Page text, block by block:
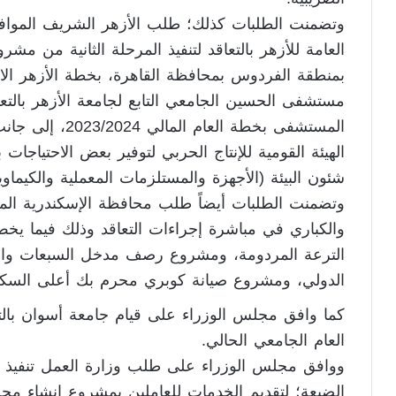
وتضمنت الطلبات كذلك؛ طلب الأزهر الشريف
العامة للأزهر بالتعاقد لتنفيذ المرحلة الثانية من
مستشفى الحسين الجامعي التابع لجامعة الأزهر
المستشفى بخطة
الهيئة القومية للإنتاج الحربي لتوفير بعض
شئون البيئة (الأجهزة والمستلزمات المعملية والكيماويات)،
وتضمنت الطلبات أيضاً طلب محافظة الإسكندرية
والكباري في مباشرة إجراءات التعاقد وذلك
الترعة المردومة، ومشروع رصف مدخل السبعات
الدولي، ومشروع صيانة كوبري محرم بك أعلى
كما وافق مجلس الوزراء على قيام جامعة أسوان
العام الجامعي الحالي.
ووافق مجلس الوزراء على طلب وزارة العمل
الضبعة؛ لتقديم الخدمات للعاملين بمشروع إنشاء